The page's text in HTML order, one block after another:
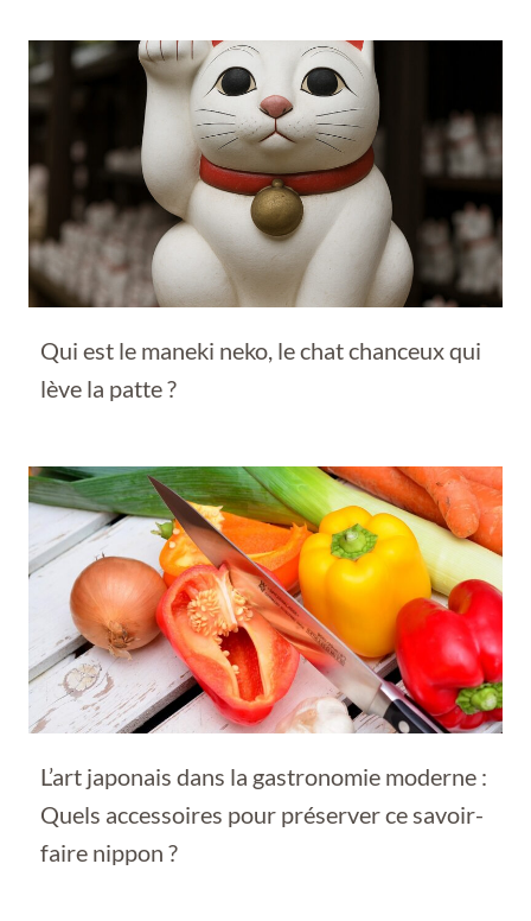
Qui est le maneki neko, le chat chanceux qui
lève la patte ?
L’art japonais dans la gastronomie moderne :
Quels accessoires pour préserver ce savoir-
faire nippon ?